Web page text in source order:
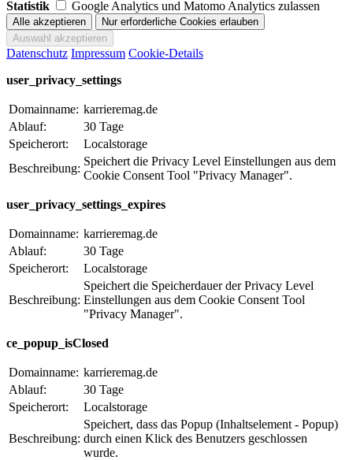
Statistik
Google Analytics und Matomo Analytics zulassen
Datenschutz Impressum Cookie-Details
user_privacy_settings
Domainname: karrieremag.de
Ablauf:
30 Tage
Speicherort:
Localstorage
Beschreibung:
Speichert die Privacy Level Einstellungen aus dem
Cookie Consent Tool "Privacy Manager".
user_privacy_settings_expires
Domainname: karrieremag.de
Ablauf:
30 Tage
Speicherort:
Localstorage
Beschreibung:
Speichert die Speicherdauer der Privacy Level
Einstellungen aus dem Cookie Consent Tool
"Privacy Manager".
ce_popup_isClosed
Domainname: karrieremag.de
Ablauf:
30 Tage
Speicherort:
Localstorage
Beschreibung:
Speichert, dass das Popup (Inhaltselement - Popup)
durch einen Klick des Benutzers geschlossen
wurde.